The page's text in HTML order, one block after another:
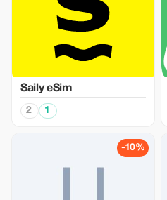
Saily eSim
2 1
-10%